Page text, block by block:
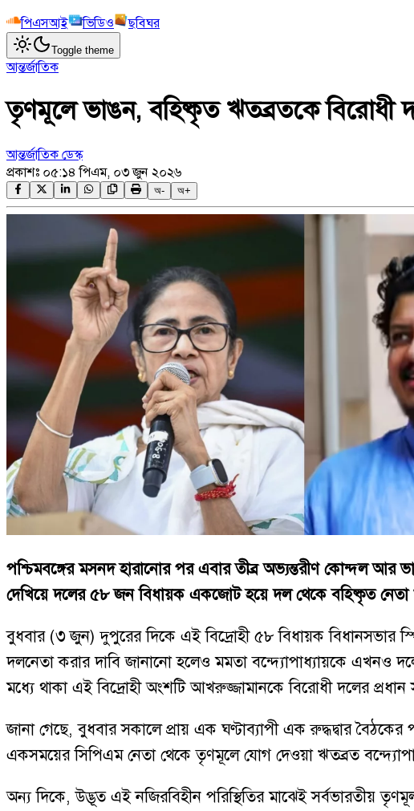
পিএসআই
ভিডিও ছবিঘর
Toggle theme
আন্তর্জাতিক
তৃণমূলে ভাঙন, বহিষ্কৃত ঋতব্রতকে বিরোধী
আন্তর্জাতিক ডেস্ক
প্রকাশঃ ০৫:১৪ পিএম, ০৩ জুন ২০২৬
অ- অ+
পশ্চিমবঙ্গের মসনদ হারানোর পর এবার তীব্র অভ্যন্তরীণ কোন্দল আর
দেখিয়ে দলের ৫৮ জন বিধায়ক একজোট হয়ে দল থেকে বহিষ্কৃত নেতা
বুধবার (৩ জুন) দুপুরের দিকে এই বিদ্রোহী ৫৮ বিধায়ক বিধানসভার
দলনেতা করার দাবি জানানো হলেও মমতা বন্দ্যোপাধ্যায়কে এখনও
মধ্যে থাকা এই বিদ্রোহী অংশটি আখরুজ্জামানকে বিরোধী দলের
জানা গেছে, বুধবার সকালে প্রায় এক ঘণ্টাব্যাপী এক রুদ্ধদ্বার
একসময়ের সিপিএম নেতা থেকে তৃণমূলে যোগ দেওয়া ঋতব্রত
অন্য দিকে, উদ্ভূত এই নজিরবিহীন পরিস্থিতির মাঝেই সর্বভারতীয়